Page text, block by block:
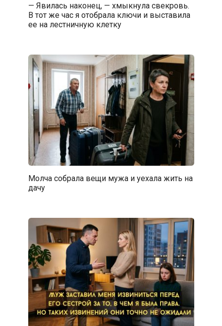
— Явилась наконец, — хмыкнула свекровь.
В тот же час я отобрала ключи и выставила
ее на лестничную клетку
Молча собрала вещи мужа и уехала жить на
дачу